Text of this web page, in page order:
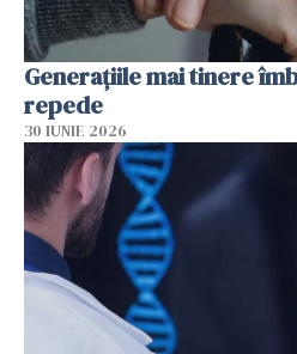
Generațiile mai tinere
repede
30 IUNIE 2026